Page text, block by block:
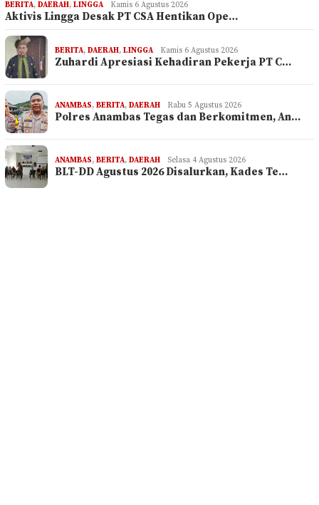
BERITA, DAERAH, LINGGA Kamis 6 Agustus 2026
Aktivis Lingga Desak PT CSA Hentikan Ope…
BERITA, DAERAH, LINGGA Kamis 6 Agustus 2026
Zuhardi Apresiasi Kehadiran Pekerja PT C…
ANAMBAS, BERITA, DAERAH Rabu 5 Agustus 2026
Polres Anambas Tegas dan Berkomitmen, An…
ANAMBAS, BERITA, DAERAH Selasa 4 Agustus 2026
BLT-DD Agustus 2026 Disalurkan, Kades Te…